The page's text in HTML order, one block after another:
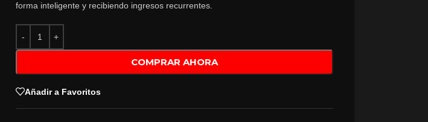
forma inteligente y recibiendo ingresos recurrentes.
COMPRAR AHORA
Añadir a Favoritos